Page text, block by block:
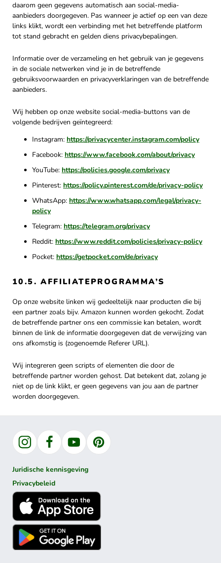
daarom geen gegevens automatisch aan social-media-
aanbieders doorgegeven. Pas wanneer je actief op een van deze
links klikt, wordt een verbinding met het betreffende platform
tot stand gebracht en gelden diens privacybepalingen.
Informatie over de verzameling en het gebruik van je gegevens
in de sociale netwerken vind je in de betreffende
gebruiksvoorwaarden en privacyverklaringen van de betreffende
aanbieders.
Wij hebben op onze website social-media-buttons van de
volgende bedrijven geïntegreerd:
Instagram: https://privacycenter.instagram.com/policy
Facebook: https://www.facebook.com/about/privacy
YouTube: https://policies.google.com/privacy
Pinterest: https://policy.pinterest.com/de/privacy-policy
WhatsApp: https://www.whatsapp.com/legal/privacy-
policy
Telegram: https://telegram.org/privacy
Reddit: https://www.reddit.com/policies/privacy-policy
Pocket: https://getpocket.com/de/privacy
10.5. AFFILIATEPROGRAMMA’S
Op onze website linken wij gedeeltelijk naar producten die bij
een partner zoals bijv. Amazon kunnen worden gekocht. Zodat
de betreffende partner ons een commissie kan betalen, wordt
binnen de link de informatie doorgegeven dat de verwijzing van
ons afkomstig is (zogenoemde Referer URL).
Wij integreren geen scripts of elementen die door de
betreffende partner worden gehost. Dat betekent dat, zolang je
niet op de link klikt, er geen gegevens van jou aan de partner
worden doorgegeven.
InstagramFacebookYouTubePinterest
Juridische kennisgeving
Privacybeleid